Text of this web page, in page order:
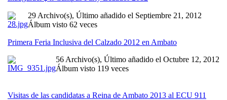
29 Archivo(s), Último añadido el Septiembre 21, 2012
Álbum visto 62 veces
Primera Feria Inclusiva del Calzado 2012 en Ambato
56 Archivo(s), Último añadido el Octubre 12, 2012
Álbum visto 119 veces
Visitas de las candidatas a Reina de Ambato 2013 al ECU 911